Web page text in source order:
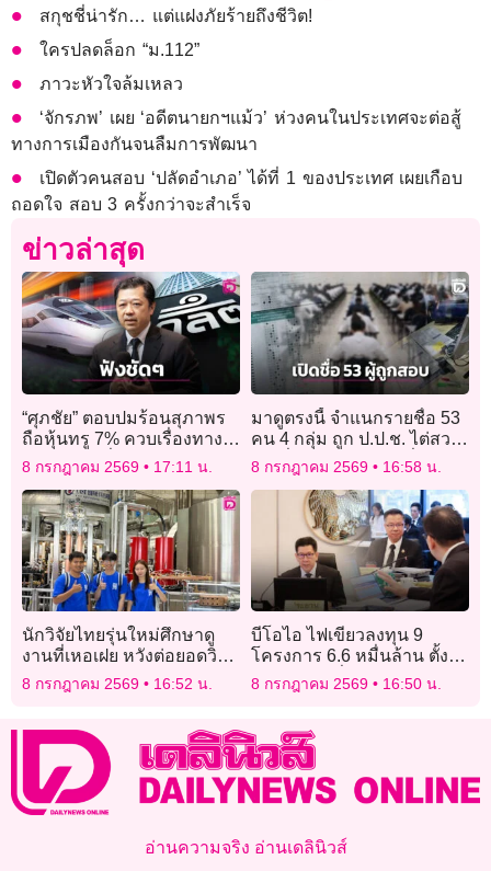
สกุชชี่น่ารัก… แต่แฝงภัยร้ายถึงชีวิต!
ใครปลดล็อก “ม.112”
ภาวะหัวใจล้มเหลว
‘จักรภพ’ เผย ‘อดีตนายกฯแม้ว’ ห่วงคนในประเทศจะต่อสู้
ทางการเมืองกันจนลืมการพัฒนา
เปิดตัวคนสอบ ‘ปลัดอำเภอ’ ได้ที่ 1 ของประเทศ เผยเกือบ
ถอดใจ สอบ 3 ครั้งกว่าจะสำเร็จ
ข่าวล่าสุด
“ศุภชัย” ตอบปมร้อนสุภาพร
ถือหุ้นทรู 7% ควบเรื่องทางอ
อกไฮสปีดเชื่อม 3 สนามบิน
หลังกรรมการนัดถก 15 ก.ค.
นี้
8 กรกฎาคม 2569 17:11 น.
มาดูตรงนี้ จำแนกรายชื่อ 53
คน 4 กลุ่ม ถูก ป.ป.ช. ไต่สวน
คดีเอี่ยวโกงสอบท้องถิ่น
‘แมนรัตน์’ ป.ป.ช. ถอนตัว
8 กรกฎาคม 2569 16:58 น.
นักวิจัยไทยรุ่นใหม่ศึกษาดู
งานที่เหอเฝย หวังต่อยอดวิจัย
พลังงานฟิวชันในไทย
8 กรกฎาคม 2569 16:52 น.
บีโอไอ ไฟเขียวลงทุน 9
โครงการ 6.6 หมื่นล้าน ตั้ง
คณะอนุฯกลั่นกรอง Data
Center
8 กรกฎาคม 2569 16:50 น.
อ่านความจริง อ่านเดลินิวส์